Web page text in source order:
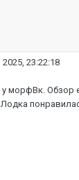
2025, 23:22:18
морфВк. Обзор